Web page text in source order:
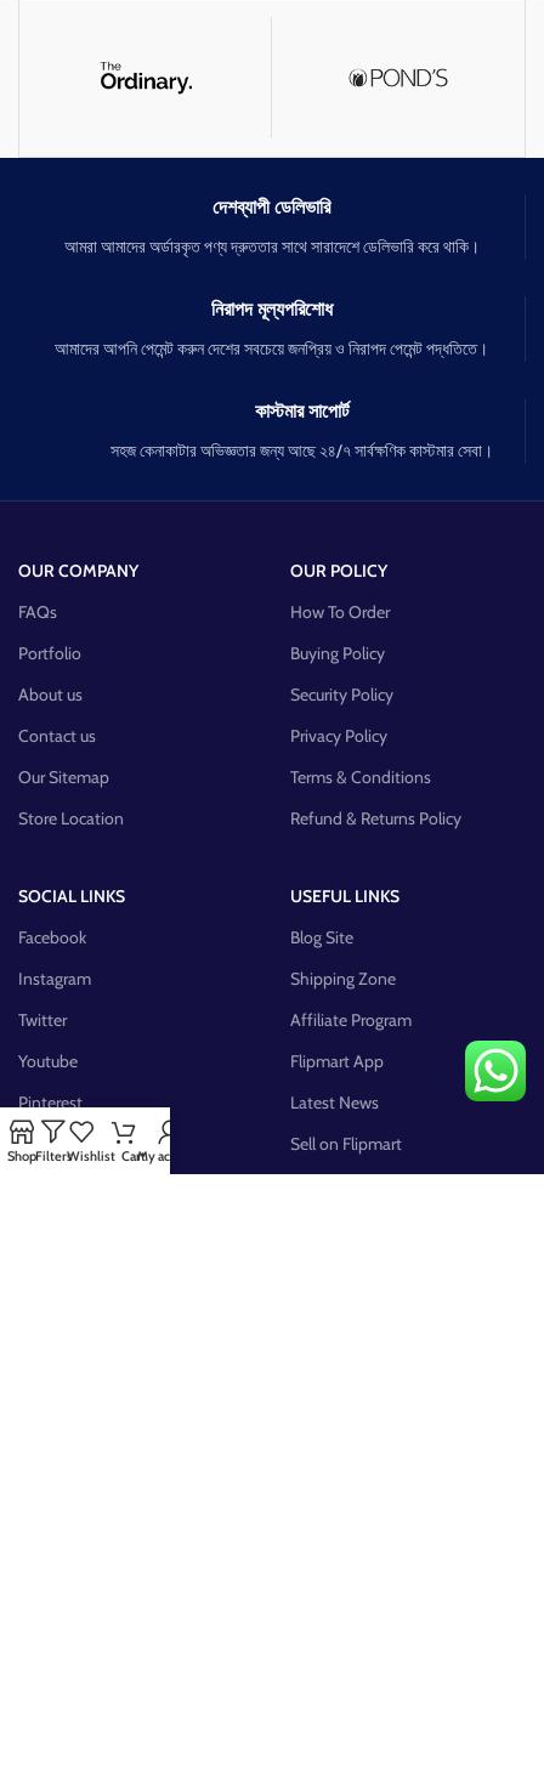
দেশব্যাপী ডেলিভারি
আমরা আমাদের অর্ডারকৃত পণ্য দ্রুততার সাথে সারাদেশে ডেলিভারি করে থাকি।
নিরাপদ মূল্যপরিশোধ
আমাদের আপনি পেমেন্ট করুন দেশের সবচেয়ে জনপ্রিয় ও নিরাপদ পেমেন্ট পদ্ধতিতে।
কাস্টমার সাপোর্ট
সহজ কেনাকাটার অভিজ্ঞতার জন্য আছে ২৪/৭ সার্বক্ষণিক কাস্টমার সেবা।
OUR COMPANY
FAQs
Portfolio
About us
Contact us
Our Sitemap
Store Location
OUR POLICY
How To Order
Buying Policy
Security Policy
Privacy Policy
Terms & Conditions
Refund & Returns Policy
SOCIAL LINKS
Facebook
Instagram
Twitter
Youtube
Pinterest
FB Group
USEFUL LINKS
Blog Site
Shipping Zone
Affiliate Program
Flipmart App
Latest News
Sell on Flipmart
ShopFiltersWishlist CartMy account